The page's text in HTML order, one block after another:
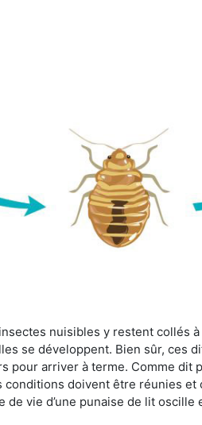
nuisibles y restent collés à
se développent. Bien sûr, ces
pour arriver à terme. Comme
doivent être réunies
de vie d’une punaise de lit